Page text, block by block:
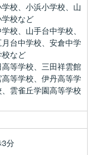
校、小浜小学校、山
校など
校、山手台中学校、
台中学校、安倉中学
など
等学校、三田祥雲館
等学校、伊丹高等学
雲雀丘学園高等学校
分